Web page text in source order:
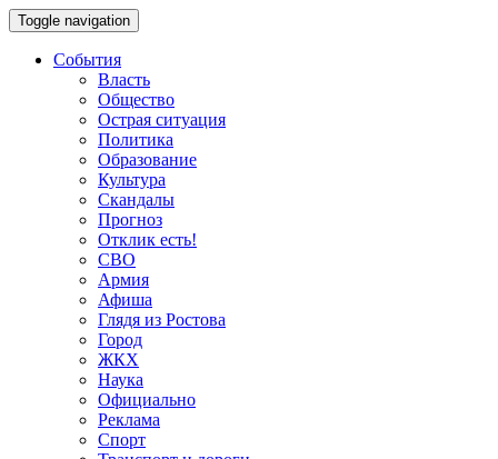
Toggle navigation
События
Власть
Общество
Острая ситуация
Политика
Образование
Культура
Скандалы
Прогноз
Отклик есть!
СВО
Армия
Афиша
Глядя из Ростова
Город
ЖКХ
Наука
Официально
Реклама
Спорт